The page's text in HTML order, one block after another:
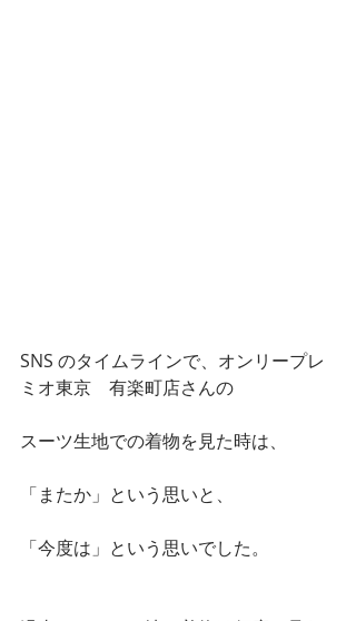
SNS のタイムラインで、オンリープレ
ミオ東京　有楽町店さんの
スーツ生地での着物を見た時は、
「またか」という思いと、
「今度は」という思いでした。